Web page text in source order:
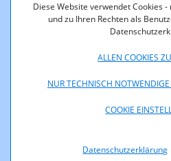
Diese Website verwendet Cookies
und zu Ihren Rechten als
ALLEN COOKIES
NUR TECHNISCH NOTWENDIGE
COOKIE
Datenschutzerklärung
verfasst von:
Daniela Andreasch
Stefan Felder